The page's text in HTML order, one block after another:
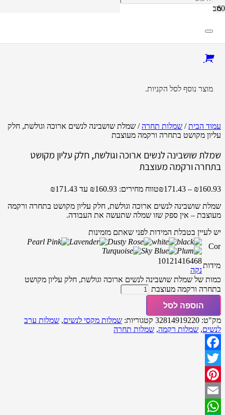
מוצר נוסף לסל הקניות.
מבצע!
עמוד הבית/ שמלות תחרה/ שמלת שושבינה לנשים ארוכה וגולשת, חלק
עליון מקושט בתחרה ורקמה מעוצבת
שמלת שושבינה לנשים ארוכה וגולשת, חלק עליון מקושט
בתחרה ורקמה מעוצבת
₪160.93
–
₪171.43
טווח מחירים: ⁦₪160.93⁩ עד ⁦₪171.43⁩
שמלת שושבינה לנשים ארוכה וגולשת, חלק עליון מקושט בתחרה ורקמה
מעוצבת – אין ספק שזו שמלה שתעשה את העבודה.
יש לעיין בטבלת המידות לפני שאתם מזמינות
Cor
מידות
10121416468
נקה
כמות של שמלת שושבינה לנשים ארוכה וגולשת, חלק עליון מקושט
בתחרה ורקמה מעוצבת
הוספה לסל
מק"ט: 32814919220 קטגוריות: שמלות מקסי לנשים, שמלות ערב
לנשים, שמלות רקמה, שמלות תחרה
Facebook
Twitter
Pinterest
Email